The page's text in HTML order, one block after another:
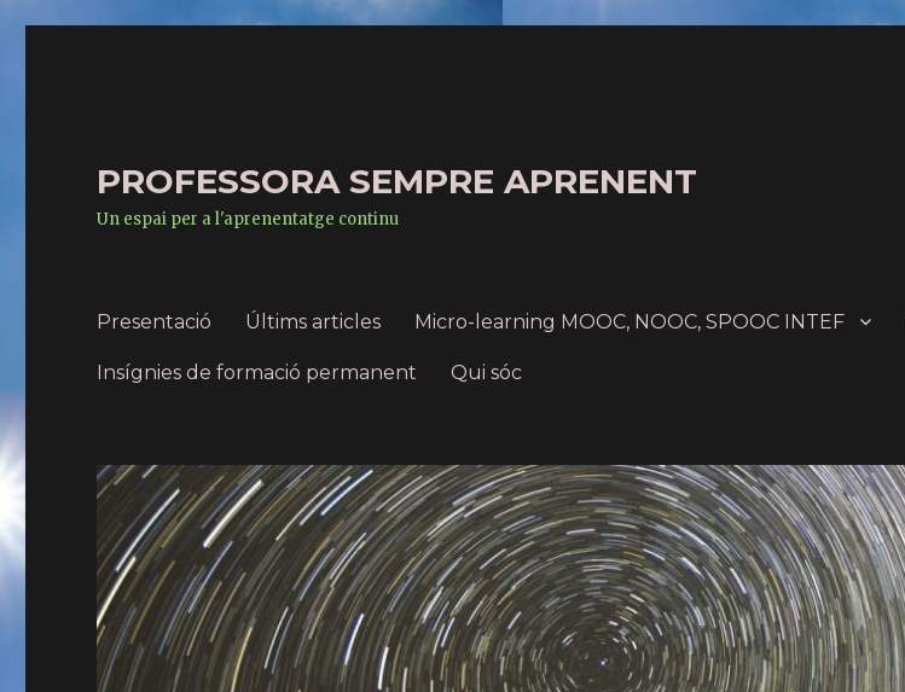
PROFESSORA SEMPRE APRENENT
Un espai per a l'aprenentatge continu
Presentació Últims articles Micro-learning MOOC, NOOC, SPOOC INTEF
Insígnies de formació permanent Qui sóc